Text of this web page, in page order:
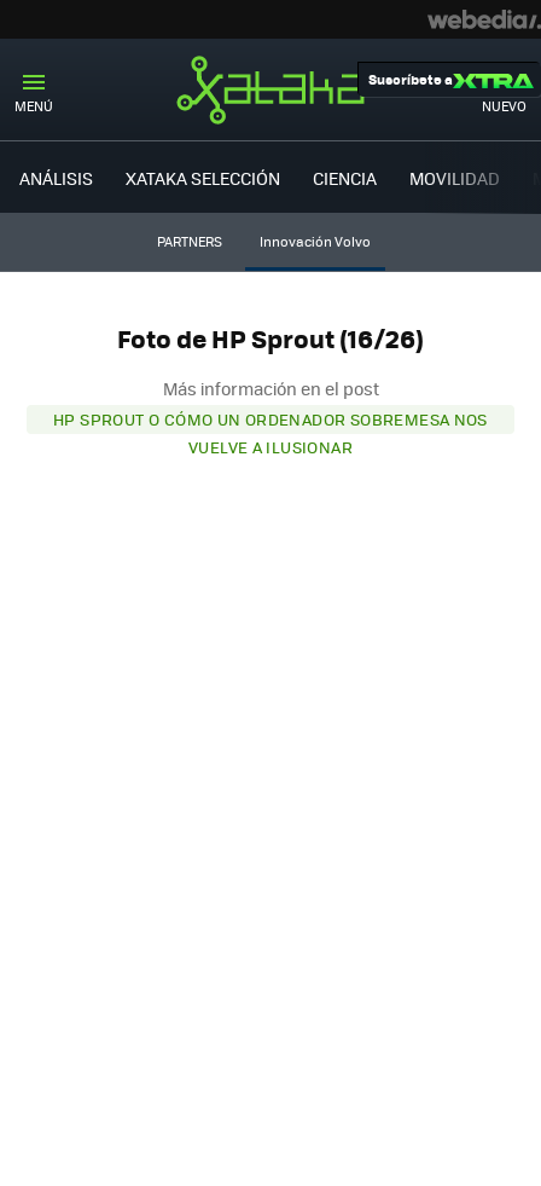
MENÚ NUEVO
Suscríbete a
ANÁLISIS XATAKA SELECCIÓN CIENCIA MOVILIDAD
PARTNERS Innovación Volvo
Foto de HP Sprout (16/26)
Más información en el post
HP SPROUT O CÓMO UN ORDENADOR SOBREMESA NOS
VUELVE A ILUSIONAR